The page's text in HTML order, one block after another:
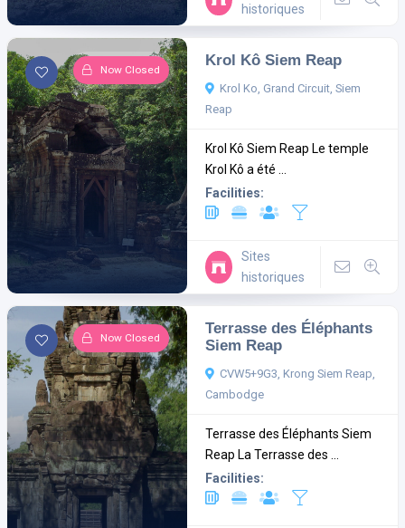
historiques
Now Closed
Krol Kô Siem Reap
Krol Ko, Grand Circuit, Siem
Reap
Krol Kô Siem Reap Le temple
Krol Kô a été ...
Facilities:
Sites
historiques
Now Closed
Terrasse des Éléphants
Siem Reap
CVW5+9G3, Krong Siem Reap,
Cambodge
Terrasse des Éléphants Siem
Reap La Terrasse des ...
Facilities: